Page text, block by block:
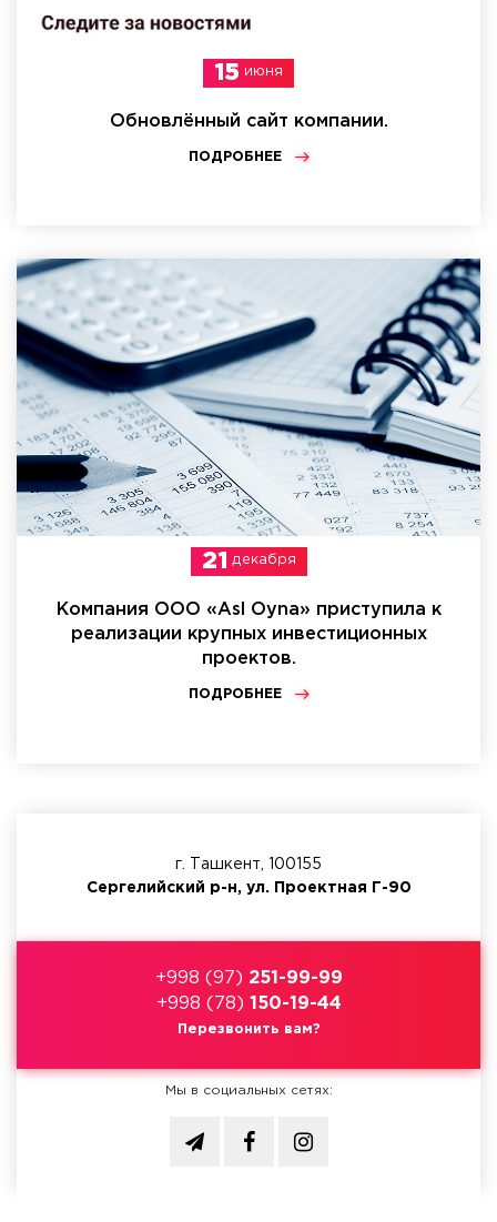
15 июня
Обновлённый сайт компании.
ПОДРОБНЕЕ
21 декабря
Компания ООО «Asl Oyna» приступила к
реализации крупных инвестиционных
проектов.
ПОДРОБНЕЕ
г. Ташкент, 100155
Сергелийский р-н, ул. Проектная Г-90
+998 (97) 251-99-99
+998 (78) 150-19-44
Перезвонить вам?
Мы в социальных сетях: